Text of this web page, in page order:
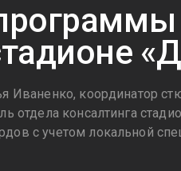
Иваненко, координатор
отдела консалтинга
с учетом локальной